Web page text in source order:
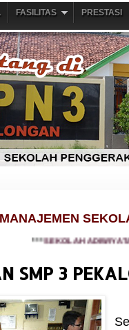
FASILITAS PRESTASI
SEKOLAH ADIWIYATA
SMP 3